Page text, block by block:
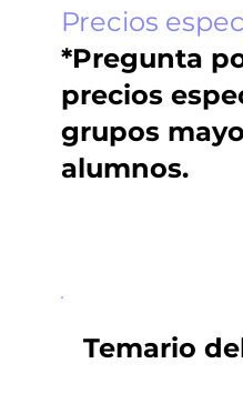
Temario
Precios
*Pregunta
precios
grupos
alumnos.